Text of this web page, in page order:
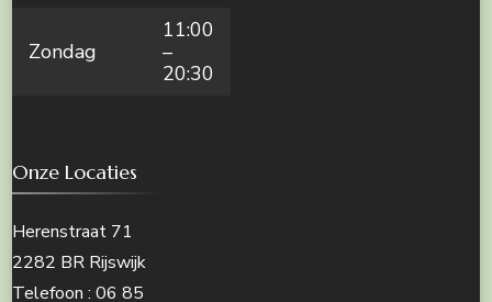
Zondag
11:00
–
20:30
Onze Locaties
Herenstraat 71
2282 BR Rijswijk
Telefoon : 06 85